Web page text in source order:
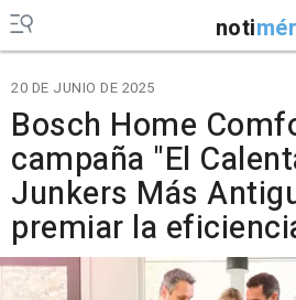
noti
20 DE JUNIO DE 2025
Bosch Home
campaña "El
Junkers Más
premiar la